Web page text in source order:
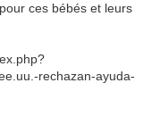
ces bébés et leurs
rechazan-ayuda-